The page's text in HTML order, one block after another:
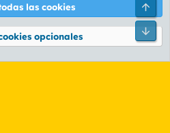
Política de privacidad Ayuda
2010-2026 XenForo Ltd.
las cookies
opcionales
Pie